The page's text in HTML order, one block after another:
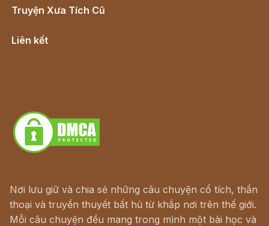
Truyện Xưa Tích Cũ
Liên kết
Nơi lưu giữ và chia sẻ những câu chuyện cổ tích, thần
thoại và truyền thuyết bất hủ từ khắp nơi trên thế giới.
Mỗi câu chuyện đều mang trong mình một bài học và